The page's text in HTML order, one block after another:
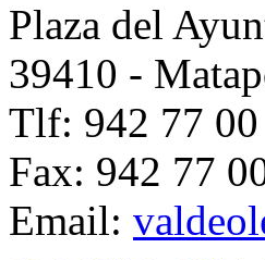
Plaza del
39410 -
Tlf: 942 77 00
Fax: 942 77
Email: